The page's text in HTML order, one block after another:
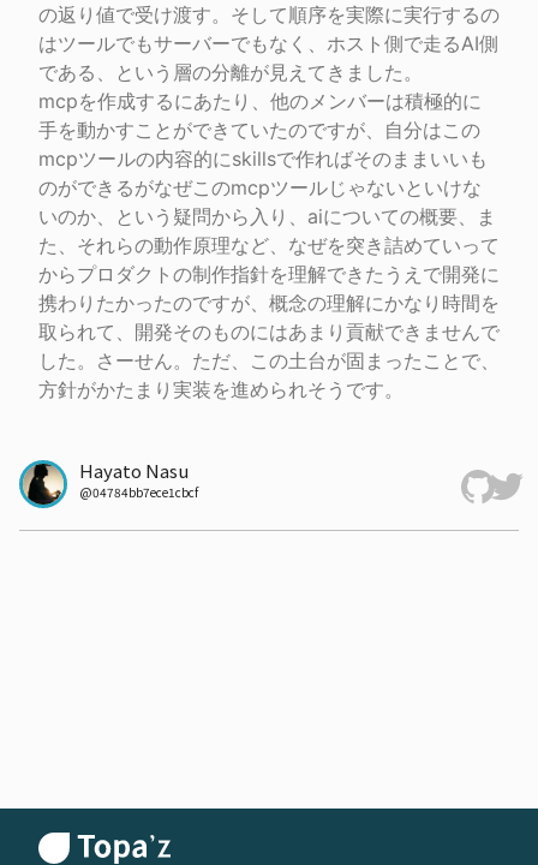
の返り値で受け渡す。そして順序を実際に実行するの
はツールでもサーバーでもなく、ホスト側で走るAI側
である、という層の分離が見えてきました。
mcpを作成するにあたり、他のメンバーは積極的に
手を動かすことができていたのですが、自分はこの
mcpツールの内容的にskillsで作ればそのままいいも
のができるがなぜこのmcpツールじゃないといけな
いのか、という疑問から入り、aiについての概要、ま
た、それらの動作原理など、なぜを突き詰めていって
からプロダクトの制作指針を理解できたうえで開発に
携わりたかったのですが、概念の理解にかなり時間を
取られて、開発そのものにはあまり貢献できませんで
した。さーせん。ただ、この土台が固まったことで、
方針がかたまり実装を進められそうです。
Hayato Nasu
@04784bb7ece1cbcf